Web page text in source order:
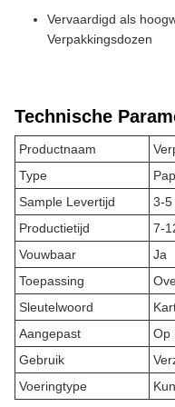
Vervaardigd als
Verpakkingsdozen
Technische
Productnaam
Type
Sample Levertijd
3-5
Productietijd
7-
Vouwbaar
Ja
Toepassing
Sleutelwoord
Aangepast
Op
Gebruik
Voeringtype